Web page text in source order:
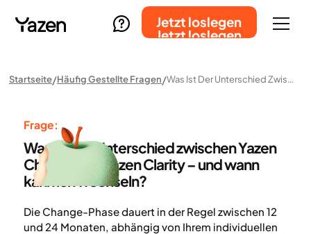
Jetzt loslegen
Jetzt loslegen
Startseite Häufig Gestellte Fragen Was Ist Der Unterschied Zwischen Yazen Change Und Yazen Clarity – Und Wann Kann Ich Wechseln?
Frage:
Was ist der Unterschied zwischen Yazen
Change und Yazen Clarity – und wann
kann ich wechseln?
Die Change-Phase dauert in der Regel zwischen 12
und 24 Monaten, abhängig von Ihrem individuellen